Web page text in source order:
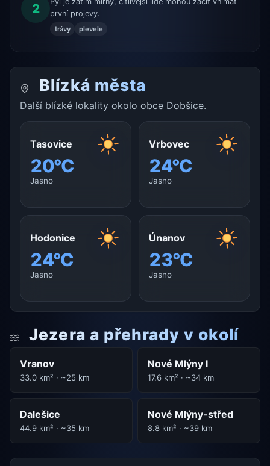
2
první projevy.
trávy plevele
Blízká města
Další blízké lokality okolo obce Dobšice.
Tasovice
20°C
Jasno
Vrbovec
24°C
Jasno
Hodonice
24°C
Jasno
Únanov
23°C
Jasno
Jezera a přehrady v okolí
Vranov
33.0 km² · ~25 km
Nové Mlýny I
17.6 km² · ~34 km
Dalešice
44.9 km² · ~35 km
Nové Mlýny-střed
8.8 km² · ~39 km